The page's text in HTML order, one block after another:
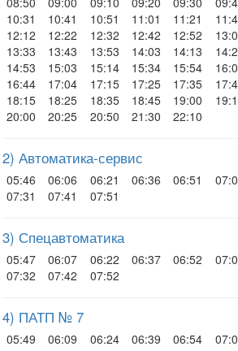
10:31
10:41 10:51 11:01 11:21
12:12
12:22 12:32 12:42 12:52
13:33
13:43 13:53 14:03 14:13
14:53
15:03 15:14 15:34 15:54
16:44
17:04 17:15 17:25 17:35
18:15
18:25 18:35 18:45 19:00
20:00
20:25 20:50 21:30 22:10
2) Автоматика-сервис
05:46 06:06 06:21 06:36 06:51
07:31
07:41 07:51
3) Спецавтоматика
05:47 06:07 06:22 06:37 06:52
07:32
07:42 07:52
4) ПАТП № 7
05:49 06:09 06:24 06:39 06:54